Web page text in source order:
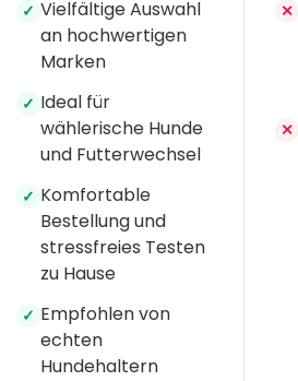
✓ Vielfältige Auswahl
an hochwertigen
Marken
✓ Ideal für
wählerische Hunde
und Futterwechsel
✓ Komfortable
Bestellung und
stressfreies Testen
zu Hause
✓ Empfohlen von
echten
Hundehaltern
✕
✕